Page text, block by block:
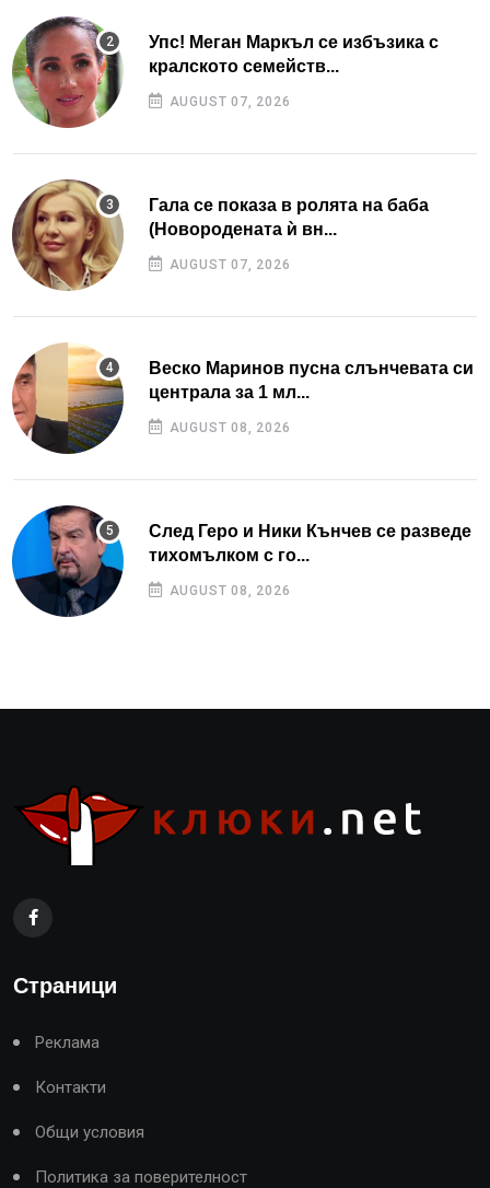
Упс! Меган Маркъл се избъзика с
кралското семейств...
AUGUST 07, 2026
Гала се показа в ролята на баба
(Новородената ѝ вн...
AUGUST 07, 2026
Веско Маринов пусна слънчевата си
централа за 1 мл...
AUGUST 08, 2026
След Геро и Ники Кънчев се разведе
тихомълком с го...
AUGUST 08, 2026
Страници
Реклама
Контакти
Общи условия
Политика за поверителност